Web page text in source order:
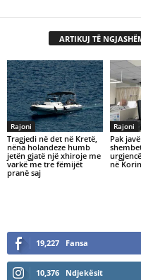
ARTIKUJ TË
Rajoni
Tragjedi në det në Kretë,
nëna holandeze humb
jetën gjatë një xhiroje me
varkë me tre fëmijët
pranë saj
Rajoni
Pak
në
19,227 Fansa
10,376 Ndjekësit